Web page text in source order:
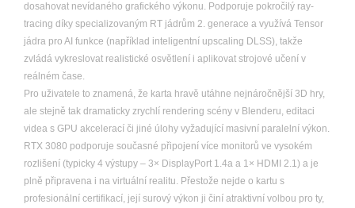
dosahovat nevídaného grafického výkonu. Podporuje pokročilý ray-
tracing díky specializovaným RT jádrům 2. generace a využívá Tensor
jádra pro AI funkce (například inteligentní upscaling DLSS), takže
zvládá vykreslovat realistické osvětlení i aplikovat strojové učení v
reálném čase.
Pro uživatele to znamená, že karta hravě utáhne nejnáročnější 3D hry,
ale stejně tak dramaticky zrychlí rendering scény v Blenderu, editaci
videa s GPU akcelerací či jiné úlohy vyžadující masivní paralelní výkon.
RTX 3080 podporuje současné připojení více monitorů ve vysokém
rozlišení (typicky 4 výstupy – 3× DisplayPort 1.4a a 1× HDMI 2.1) a je
plně připravena i na virtuální realitu. Přestože nejde o kartu s
profesionální certifikací, její surový výkon ji činí atraktivní volbou pro ty,